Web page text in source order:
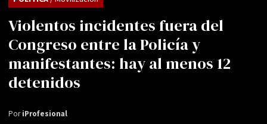
Violentos incidentes fuera del
Congreso entre la Policía y
manifestantes: hay al menos 12
detenidos
PoriProfesional